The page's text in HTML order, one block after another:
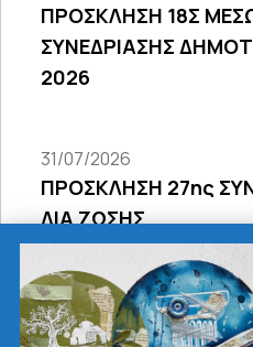
ΠΡΟΣΚΛΗΣΗ 18Σ
ΣΥΝΕΔΡΙΑΣΗΣ
2026
31/07/2026
ΠΡΟΣΚΛΗΣΗ 27ης
ΔΙΑ ΖΩΣΗΣ